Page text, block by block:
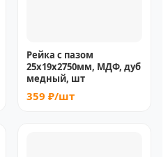
Рейка с пазом
25х19х2750мм, МДФ, дуб
медный, шт
359 ₽/шт